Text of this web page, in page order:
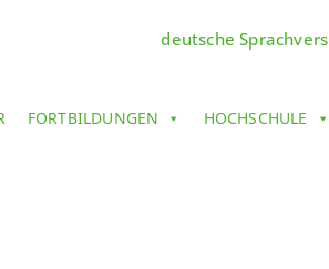
deutsche
FORTBILDUNGEN HOCHSCHULE